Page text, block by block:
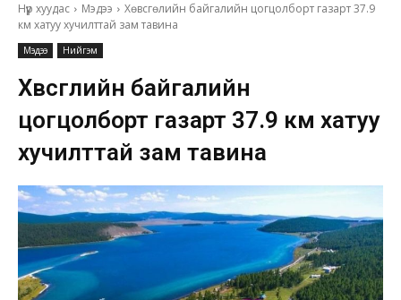
Нүүр хуудас Мэдээ
Хөвсгөлийн байгалийн цогцолборт газарт 37.9
км хатуу хучилттай зам тавина
Мэдээ Нийгэм
Хөвсгөлийн байгалийн
цогцолборт газарт 37.9 км хатуу
хучилттай зам тавина